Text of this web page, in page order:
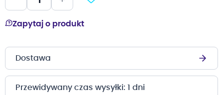
Zapytaj o produkt
Dostawa
Przewidywany czas wysyłki: 1 dni